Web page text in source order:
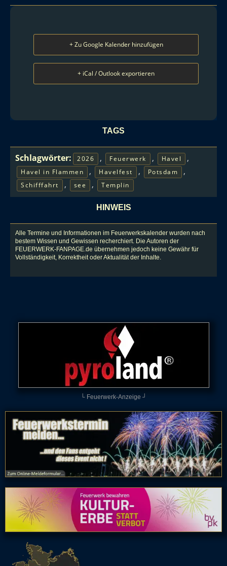
+ Zu Google Kalender hinzufügen
+ iCal / Outlook exportieren
TAGS
Schlagwörter: 2026 , Feuerwerk , Havel ,
Havel in Flammen , Havelfest , Potsdam ,
Schifffahrt , see , Templin
HINWEIS
Alle Termine und Informationen im Feuerwerkskalender wurden nach
bestem Wissen und Gewissen recherchiert. Die Autoren der
FEUERWERK-FANPAGE.de übernehmen jedoch keine Gewähr für
Vollständigkeit, Korrektheit oder Aktualität der Inhalte.
└ Feuerwerk-Anzeige ┘